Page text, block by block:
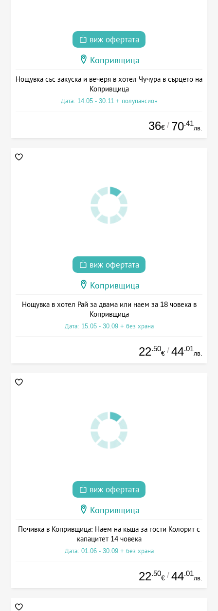
виж офертата
Копривщица
Нощувка със закуска и вечеря в хотел Чучура в сърцето на
Копривщица
Дата: 14.05 - 30.11 + полупансион
36€ / 70.41
лв.
виж офертата
Копривщица
Нощувка в хотел Рай за двама или наем за 18 човека в
Копривщица
Дата: 15.05 - 30.09 + без храна
22.50
€ / 44.01
лв.
виж офертата
Копривщица
Почивка в Копривщица: Наем на къща за гости Колорит с
капацитет 14 човека
Дата: 01.06 - 30.09 + без храна
22.50
€ / 44.01
лв.